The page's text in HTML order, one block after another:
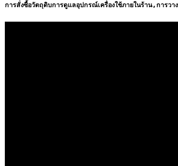
การสั่งซื้อวัตถุดิบการดูแลอุปกรณ์เครื่องใช้ภายในร้าน , การวา